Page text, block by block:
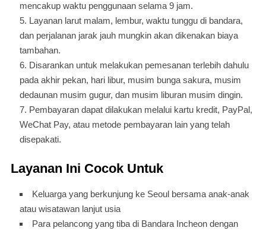
mencakup waktu penggunaan selama 9 jam.
Layanan larut malam, lembur, waktu tunggu di bandara,
dan perjalanan jarak jauh mungkin akan dikenakan biaya
tambahan.
Disarankan untuk melakukan pemesanan terlebih dahulu
pada akhir pekan, hari libur, musim bunga sakura, musim
dedaunan musim gugur, dan musim liburan musim dingin.
Pembayaran dapat dilakukan melalui kartu kredit, PayPal,
WeChat Pay, atau metode pembayaran lain yang telah
disepakati.
Layanan Ini Cocok Untuk
Keluarga yang berkunjung ke Seoul bersama anak-anak
atau wisatawan lanjut usia
Para pelancong yang tiba di Bandara Incheon dengan